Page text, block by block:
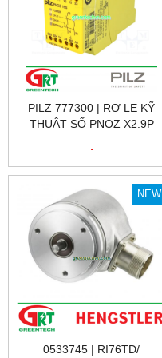
PILZ 777300 | RƠ LE KỸ
THUẬT SỐ PNOZ X2.9P
.
NEW
0533745 | RI76TD/